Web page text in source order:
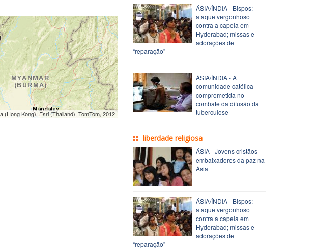
Kong), Esri (Thailand), TomTom, 2012
ÁSIA/ÍNDIA - Bispos:
ataque vergonhoso
contra a capela em
Hyderabad; missas e
adorações de
“reparação”
ÁSIA/ÍNDIA - A
comunidade católica
comprometida no
combate da difusão da
tuberculose
liberdade religiosa
ÁSIA - Jovens cristãos
embaixadores da paz na
Ásia
ÁSIA/ÍNDIA - Bispos:
ataque vergonhoso
contra a capela em
Hyderabad; missas e
adorações de
“reparação”